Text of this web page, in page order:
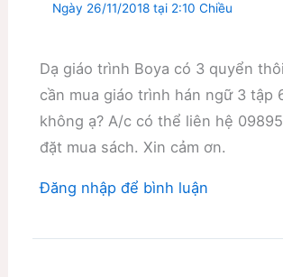
Ngày 26/11/2018 tại 2:10 Chiều
Dạ giáo trình Boya có 3 quyển
cần mua giáo trình hán ngữ 3 tập
không ạ? A/c có thể liên hệ
đặt mua sách. Xin cảm ơn.
Đăng nhập để bình luận